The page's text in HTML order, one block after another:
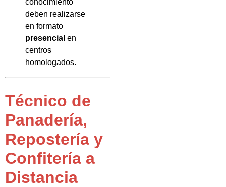
conocimiento
deben realizarse
en formato
presencial en
centros
homologados.
Técnico de
Panadería,
Repostería y
Confitería a
Distancia